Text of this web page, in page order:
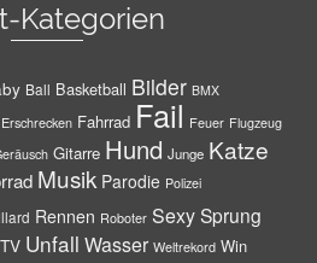
Kategorien
Ball Basketball Bilder BMX
Erschrecken Fahrrad Fail Feuer Flugzeug
Gitarre Hund Junge Katze
Musik Parodie Polizei
Rennen Roboter SexySprung
TV Unfall Wasser Weltrekord Win